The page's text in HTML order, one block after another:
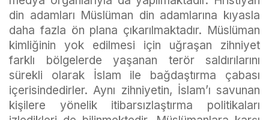
din adamları Müslüman din adamlarına kıyasla
daha fazla ön plana çıkarılmaktadır. Müslüman
kimliğinin yok edilmesi için uğraşan zihniyet
farklı bölgelerde yaşanan terör saldırılarını
sürekli olarak İslam ile bağdaştırma çabası
içerisindedirler. Aynı zihniyetin, İslam’ı savunan
kişilere yönelik itibarsızlaştırma politikaları